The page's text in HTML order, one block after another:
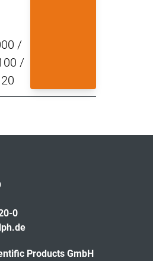
/
/
0
Products GmbH